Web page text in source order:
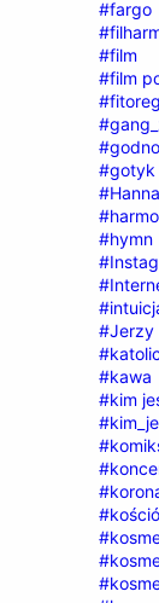
#fargo
#film
#film
#gotyk
#hymn
#Jerzy
#kawa
#kim